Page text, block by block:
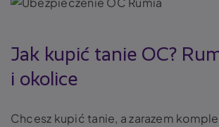
Jak kupić tanie OC?
i okolice
Chcesz kupić tanie, a zarazem